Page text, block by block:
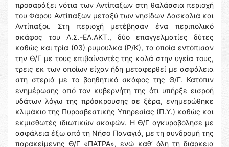
προσαράξει νότια των Αντίπαξων στη θαλάσσια περιοχή
του Φάρου Αντίπαξων μεταξύ των νησίδων Δασκαλιά και
Αντίπαξοι. Στη περιοχή μετέβησαν ένα περιπολικό
σκάφος του Λ.Σ.-ΕΛ.ΑΚΤ., δύο επαγγελματίες δύτες
καθώς και τρία (03) ρυμουλκά (Ρ/Κ), τα οποία εντόπισαν
την Θ/Γ με τους επιβαίνοντές της καλά στην υγεία τους,
τρεις εκ των οποίων είχαν ήδη μεταφερθεί με ασφάλεια
στη στεριά με το βοηθητικό σκάφος της Θ/Γ. Κατόπιν
ενημέρωσης από τον κυβερνήτη της ότι υπήρξε εισροή
υδάτων λόγω της πρόσκρουσης σε ξέρα, ενημερώθηκε
κλιμάκιο της Πυροσβεστικής Υπηρεσίας (Π.Υ.) καθώς και
εκμισθωτές ιδιωτικών σκαφών. Η Θ/Γ αγκυροβόλησε με
ασφάλεια έξω από τη Νήσο Παναγιά, με τη συνδρομή της
παρακείμενης Θ/Γ «ΠΑΤΡΑ», ενώ καθ’ όλη τη διάρκεια